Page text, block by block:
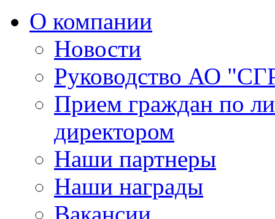
О компании
Новости
Руководство АО
Прием граждан по
директором
Наши партнеры
Наши награды
Вакансии